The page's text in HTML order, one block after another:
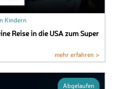
Kindern
Reise in die USA zum Super
mehr erfahren >
Abgelaufen